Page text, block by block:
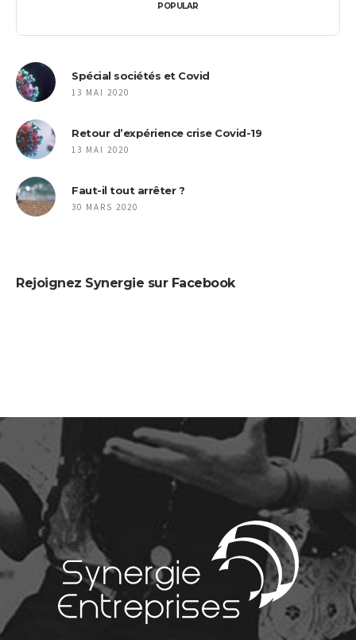
POPULAR
Spécial sociétés et Covid
13 MAI 2020
Retour d’expérience crise Covid-19
13 MAI 2020
Faut-il tout arrêter ?
30 MARS 2020
Rejoignez Synergie sur Facebook